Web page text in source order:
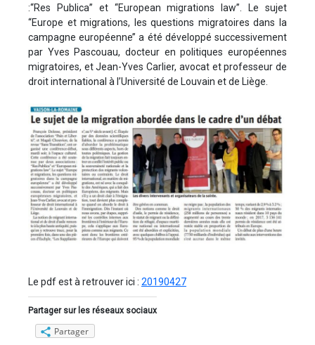
:‘‘Res Publica’’ et ‘‘European migrations law’’. Le sujet
‘‘Europe et migrations, les questions migratoires dans la
campagne européenne’’ a été développé successivement
par Yves Pascouau, docteur en politiques européennes
migratoires, et Jean-Yves Carlier, avocat et professeur de
droit international à l’Université de Louvain et de Liège.
Le pdf est à retrouver ici : 20190427
Partager sur les réseaux sociaux
Partager